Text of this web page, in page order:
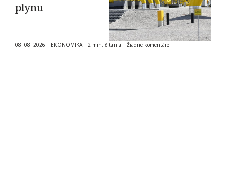
plynu
08. 08. 2026 | EKONOMIKA | 2 min. čítania | Žiadne komentáre